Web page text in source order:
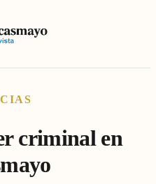
criminal en